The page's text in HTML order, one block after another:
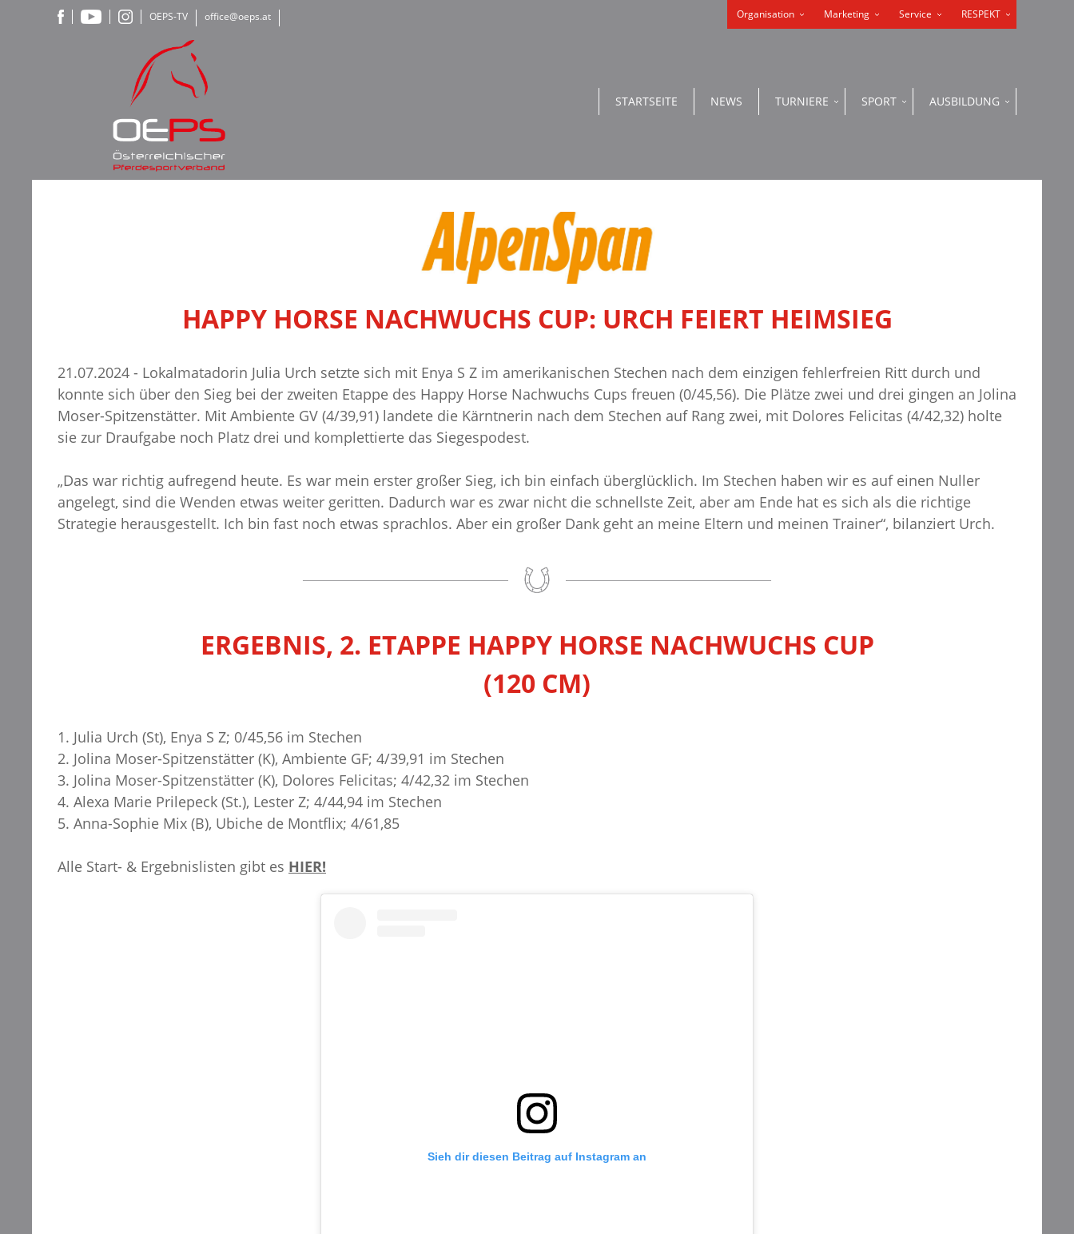
Organisation Marketing Service RESPEKT
STARTSEITE NEWS TURNIERE SPORT AUSBILDUNG
OEPS-TV office@oeps.at
HAPPY HORSE NACHWUCHS CUP: URCH FEIERT HEIMSIEG
21.07.2024 - Lokalmatadorin Julia Urch setzte sich mit Enya S Z im amerikanischen Stechen nach dem einzigen fehlerfreien Ritt durch und
konnte sich über den Sieg bei der zweiten Etappe des Happy Horse Nachwuchs Cups freuen (0/45,56). Die Plätze zwei und drei gingen an Jolina
Moser-Spitzenstätter. Mit Ambiente GV (4/39,91) landete die Kärntnerin nach dem Stechen auf Rang zwei, mit Dolores Felicitas (4/42,32) holte
sie zur Draufgabe noch Platz drei und komplettierte das Siegespodest.
„Das war richtig aufregend heute. Es war mein erster großer Sieg, ich bin einfach überglücklich. Im Stechen haben wir es auf einen Nuller
angelegt, sind die Wenden etwas weiter geritten. Dadurch war es zwar nicht die schnellste Zeit, aber am Ende hat es sich als die richtige
Strategie herausgestellt. Ich bin fast noch etwas sprachlos. Aber ein großer Dank geht an meine Eltern und meinen Trainer“, bilanziert Urch.
ERGEBNIS, 2. ETAPPE HAPPY HORSE NACHWUCHS CUP
(120 CM)
1. Julia Urch (St), Enya S Z; 0/45,56 im Stechen
2. Jolina Moser-Spitzenstätter (K), Ambiente GF; 4/39,91 im Stechen
3. Jolina Moser-Spitzenstätter (K), Dolores Felicitas; 4/42,32 im Stechen
4. Alexa Marie Prilepeck (St.), Lester Z; 4/44,94 im Stechen
5. Anna-Sophie Mix (B), Ubiche de Montflix; 4/61,85
Alle Start- & Ergebnislisten gibt es HIER!
Sieh dir diesen Beitrag auf Instagram an